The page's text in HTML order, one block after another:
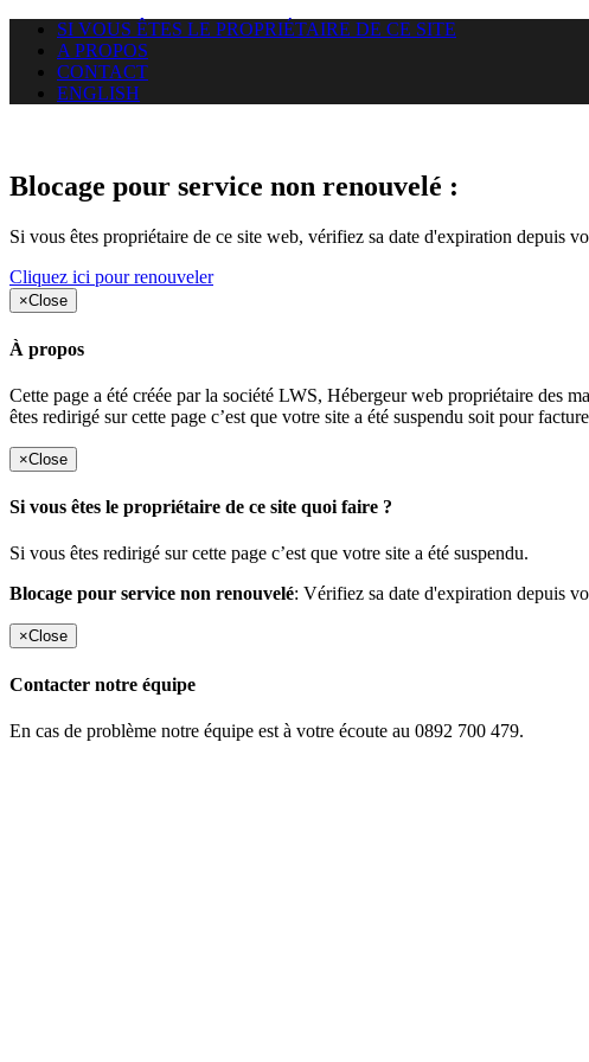
SI VOUS ÊTES LE PROPRIÉTAIRE DE CE SITE
A PROPOS
CONTACT
ENGLISH
Blocage pour service non renouvelé :
Si vous êtes propriétaire de ce site web, vérifiez sa date d'expiration depuis
Cliquez ici pour renouveler
×Close
À propos
Cette page a été créée par la société LWS, Hébergeur web propriétaire des
êtes redirigé sur cette page c’est que votre site a été suspendu soit pour
×Close
Si vous êtes le propriétaire de ce site quoi faire ?
Si vous êtes redirigé sur cette page c’est que votre site a été suspendu.
Blocage pour service non renouvelé: Vérifiez sa date d'expiration depuis
×Close
Contacter notre équipe
En cas de problème notre équipe est à votre écoute au 0892 700 479.